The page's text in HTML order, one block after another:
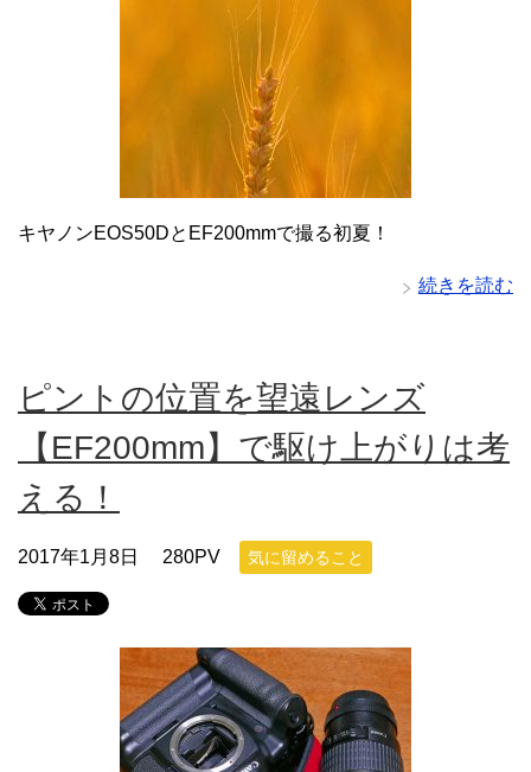
キヤノンEOS50DとEF200mmで撮る初夏！
続きを読む
ピントの位置を望遠レンズ
【EF200mm】で駆け上がりは考
える！
2017年1月8日 280PV 気に留めること